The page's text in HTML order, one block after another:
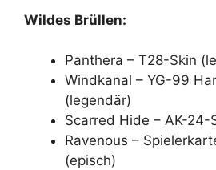
Wildes Brüllen:
Panthera – T28-Skin
Windkanal – YG-99
(legendär)
Scarred Hide – AK-24-
Ravenous –
(episch)